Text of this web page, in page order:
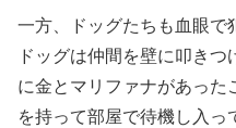
一方、ドッグたちも血眼で
ドッグは仲間を壁に叩き
に金とマリファナがあった
を持って部屋で待機し入っ